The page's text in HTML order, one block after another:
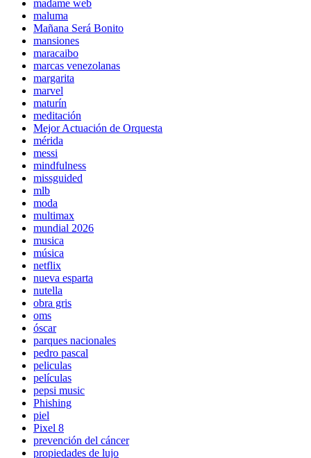
madame web
maluma
Mañana Será Bonito
mansiones
maracaibo
marcas venezolanas
margarita
marvel
maturín
meditación
Mejor Actuación de Orquesta
mérida
messi
mindfulness
missguided
mlb
moda
multimax
mundial 2026
musica
música
netflix
nueva esparta
nutella
obra gris
oms
óscar
parques nacionales
pedro pascal
peliculas
películas
pepsi music
Phishing
piel
Pixel 8
prevención del cáncer
propiedades de lujo